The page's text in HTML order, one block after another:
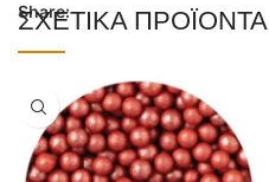
Share:
ΣΧΕΤΙΚΆ ΠΡΟΪΌΝΤΑ